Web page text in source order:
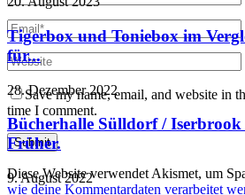
Tigerbox und Toniebox im
für...
28. Dezember 2022
Bücherhalle Sülldorf / Iserbrook
Früher.
9. August 2022
Save my name, email, and website in
time I comment.
Diese Website verwendet Akismet, um
wie deine Kommentardaten verarbeitet